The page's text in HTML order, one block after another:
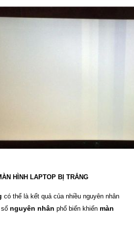
HÌNH LAPTOP BỊ TRẮNG
có thể là kết quả của nhiều nguyên nhân
nguyên nhân phổ biến khiến màn